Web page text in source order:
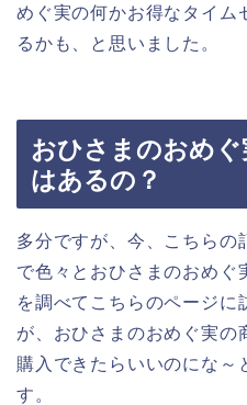
めぐ実の何かお得なタイム
るかも、と思いました。
おひさまのおめ
はあるの？
多分ですが、今、こちらの
で色々とおひさまのおめぐ
を調べてこちらのページに
が、おひさまのおめぐ実の
購入できたらいいのにな～
す。